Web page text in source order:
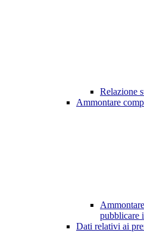
Relazione
Ammontare
pubblicare
Dati relativi ai